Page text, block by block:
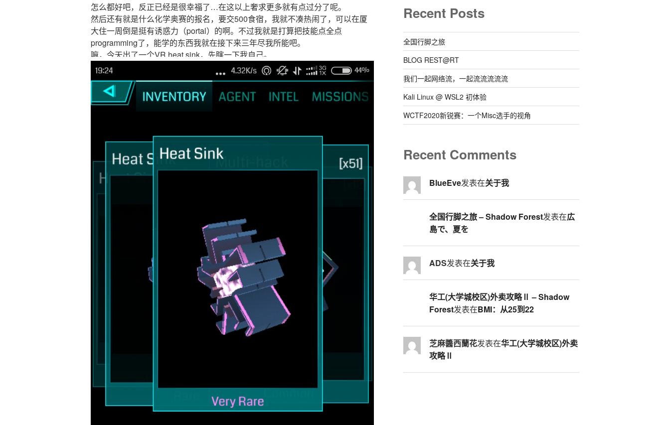
怎么都好吧，反正已经是很幸福了…在这以上奢求更多就有点过分了呢。
然后还有就是什么化学奥赛的报名，要交500食宿，我就不凑热闹了，可以在厦
大住一周倒是挺有诱惑力（portal）的啊。不过我就是打算把技能点全点
programming了，能学的东西我就在接下来三年尽我所能吧。
嘛，今天出了一个VR heat sink，先瞎一下我自己。
Recent Posts
全国行脚之旅
BLOG REST@RT
我们一起网络流，一起流流流流流
Kali Linux @ WSL2 初体验
WCTF2020新锐赛：一个Misc选手的视角
Recent Comments
BlueEve发表在关于我
全国行脚之旅 – Shadow Forest发表在広
島で、夏を
ADS发表在关于我
华工(大学城校区)外卖攻略Ⅱ – Shadow
Forest发表在BMI：从25到22
芝麻醬西蘭花发表在华工(大学城校区)外卖
攻略Ⅱ